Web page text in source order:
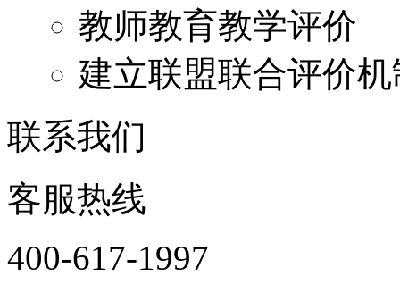
教师教育教学评价
建立联盟联合评价机
联系我们
客服热线
400-617-1997